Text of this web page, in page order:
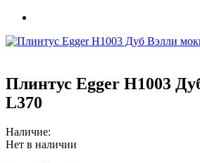
Плинтус Egger Н1003
L370
Наличие:
Нет в наличии